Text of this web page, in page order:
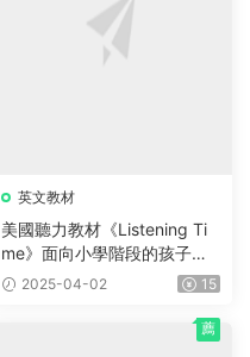
英文教材
美國聽力教材《Listening Ti
me》面向小學階段的孩子系
統提升聽力，PDF學生書+練
2025-04-02 15
薦